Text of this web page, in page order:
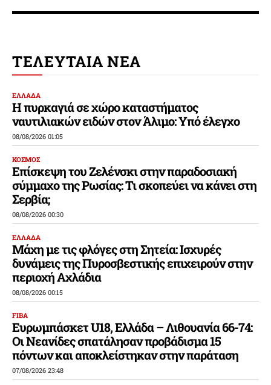
ΤΕΛΕΥΤΑΙΑ ΝΕΑ
ΕΛΛΑΔΑ
Η πυρκαγιά σε χώρο καταστήματος
ναυτιλιακών ειδών στον Άλιμο: Υπό έλεγχο
08/08/2026 01:05
ΚΟΣΜΟΣ
Επίσκεψη του Ζελένσκι στην παραδοσιακή
σύμμαχο της Ρωσίας: Τι σκοπεύει να κάνει στη
Σερβία;
08/08/2026 00:30
ΕΛΛΑΔΑ
Μάχη με τις φλόγες στη Σητεία: Ισχυρές
δυνάμεις της Πυροσβεστικής επιχειρούν στην
περιοχή Αχλάδια
08/08/2026 00:15
FIBA
Ευρωμπάσκετ U18, Ελλάδα – Λιθουανία 66-74:
Οι Νεανίδες σπατάλησαν προβάδισμα 15
πόντων και αποκλείστηκαν στην παράταση
07/08/2026 23:48